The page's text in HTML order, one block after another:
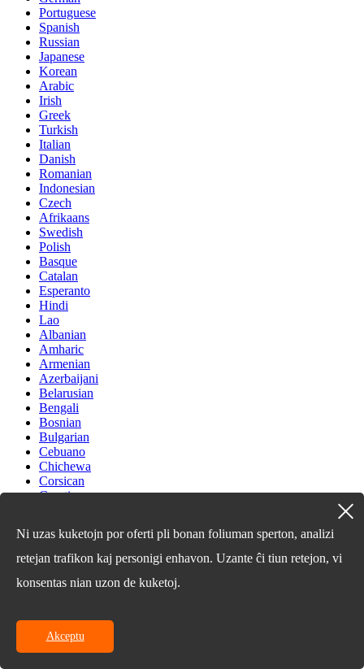
Portuguese
Spanish
Russian
Japanese
Korean
Arabic
Irish
Greek
Turkish
Italian
Danish
Romanian
Indonesian
Czech
Afrikaans
Swedish
Polish
Basque
Catalan
Esperanto
Hindi
Lao
Albanian
Amharic
Armenian
Azerbaijani
Belarusian
Bengali
Bosnian
Bulgarian
Cebuano
Chichewa
Corsican
Croatian
Filipino
Finnish
Galician
Hausa
Hawaiian
Ni uzas kuketojn por oferti pli bonan foliuman sperton, analizi
retejan trafikon kaj personigi enhavon. Uzante ĉi tiun retejon, vi
konsentas nian uzon de kuketoj.
Akceptu